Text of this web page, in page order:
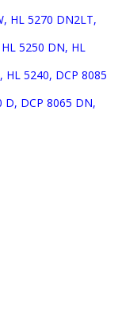
HL 5270 DN2LT,
5250 DN, HL
HL 5240, DCP 8085
D, DCP 8065 DN,